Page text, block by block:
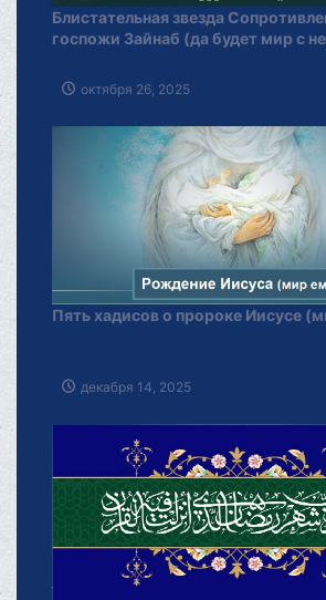
Блистательная звезда
госпожи Зайнаб (да будет мир с
октября 26, 2025
Пять хадисов о пророке Иисусе
декабря 14, 2025